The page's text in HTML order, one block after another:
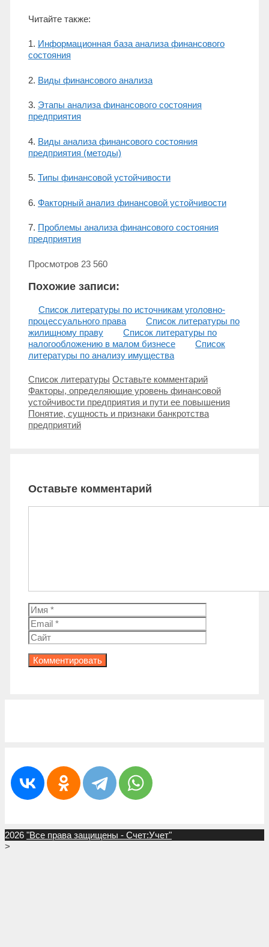
Читайте также:
1. Информационная база анализа финансового
состояния
2. Виды финансового анализа
3. Этапы анализа финансового состояния
предприятия
4. Виды анализа финансового состояния
предприятия (методы)
5. Типы финансовой устойчивости
6. Факторный анализ финансовой устойчивости
7. Проблемы анализа финансового состояния
предприятия
Просмотров 23 560
Похожие записи:
Список литературы по источникам уголовно-
процессуального права
Список литературы по
жилищному праву
Список литературы по
налогообложению в малом бизнесе
Список
литературы по анализу имущества
Рубрики
Список литературы Оставьте комментарий
Навигация
записи
Факторы, определяющие уровень финансовой
устойчивости предприятия и пути ее повышения
Понятие, сущность и признаки банкротства
предприятий
Оставьте комментарий
Имя
2026 "Все права защищены - Счет:Учет"
>